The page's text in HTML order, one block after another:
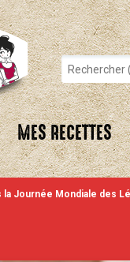
MES RECETTES
la Journée Mondiale des